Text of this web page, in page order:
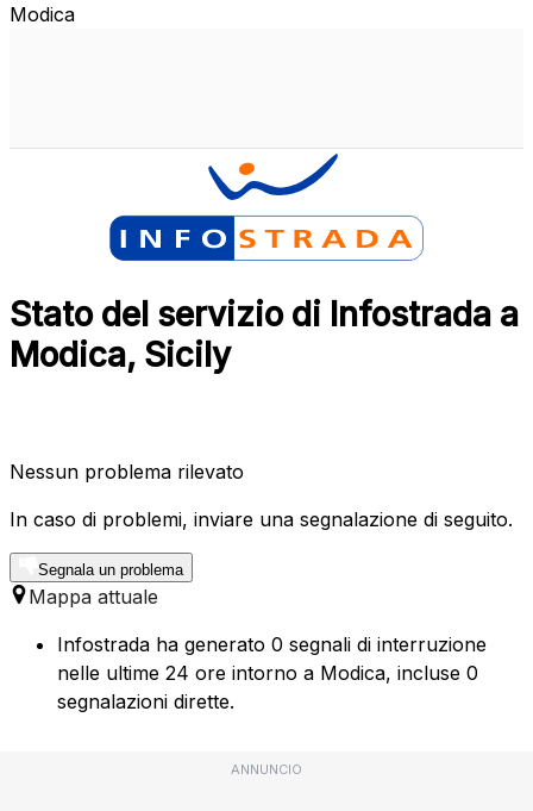
Modica
Stato del servizio di Infostrada a
Modica, Sicily
Nessun problema rilevato
In caso di problemi, inviare una segnalazione di seguito.
Segnala un problema
Mappa attuale
Infostrada ha generato 0 segnali di interruzione
nelle ultime 24 ore intorno a Modica, incluse 0
segnalazioni dirette.
ANNUNCIO